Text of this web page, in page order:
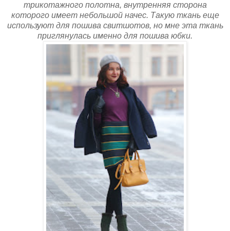
трикотажного полотна, внутренняя сторона
которого имеет небольшой начес. Такую ткань еще
используют для пошива свитшотов, но мне эта ткань
приглянулась именно для пошива юбки.